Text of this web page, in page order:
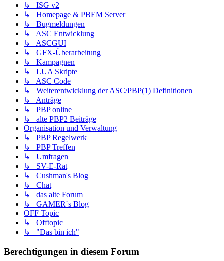
↳ ISG v2
↳ Homepage & PBEM Server
↳ Bugmeldungen
↳ ASC Entwicklung
↳ ASCGUI
↳ GFX-Überarbeitung
↳ Kampagnen
↳ LUA Skripte
↳ ASC Code
↳ Weiterentwicklung der ASC/PBP(1) Definitionen
↳ Anträge
↳ PBP online
↳ alte PBP2 Beiträge
Organisation und Verwaltung
↳ PBP Regelwerk
↳ PBP Treffen
↳ Umfragen
↳ SV-E-Rat
↳ Cushman's Blog
↳ Chat
↳ das alte Forum
↳ GAMER´s Blog
OFF Topic
↳ Offtopic
↳ "Das bin ich"
Berechtigungen in diesem Forum